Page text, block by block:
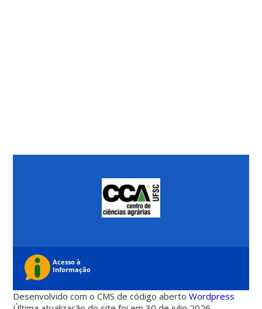
Desenvolvido com o CMS de código abertoWordpress